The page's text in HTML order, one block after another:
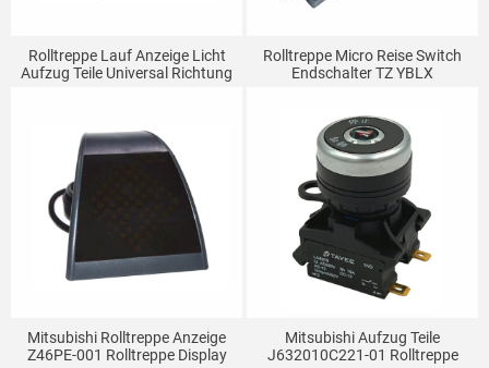
Rolltreppe Lauf Anzeige Licht
Aufzug Teile Universal Richtung
Rolltreppe Micro Reise Switch
Endschalter TZ YBLX
Mitsubishi Rolltreppe Anzeige
Z46PE-001 Rolltreppe Display
Mitsubishi Aufzug Teile
J632010C221-01 Rolltreppe